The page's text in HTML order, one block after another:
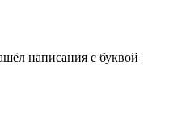
написания с буквой